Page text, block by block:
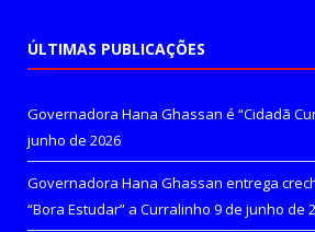
ÚLTIMAS PUBLICAÇÕES
Governadora Hana Ghassan é “Cidadã
junho de 2026
Governadora Hana Ghassan entrega
“Bora Estudar” a Curralinho 9 de junho de